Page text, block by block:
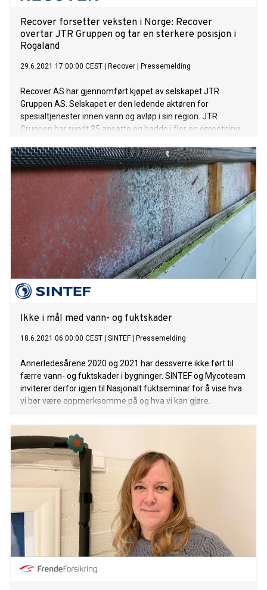
Recover forsetter veksten i Norge: Recover
overtar JTR Gruppen og tar en sterkere posisjon i
Rogaland
29.6.2021 17:00:00 CEST Recover Pressemelding
Recover AS har gjennomført kjøpet av selskapet JTR
Gruppen AS. Selskapet er den ledende aktøren for
spesialtjenester innen vann og avløp i sin region. JTR
Gruppen har rundt 35 ansatte og hadde i fjor en omsetning
i Rogaland, og har avdelinger i Haugesund, Egersund og
Flekkefjord. I januar 2021 kjøpte Recover TT-Teknikk AS,
som er en av landets største aktører innen rørfornying,
rørinspeksjon, slamsuging og høytrykksspyling. Oppkjøpet av
JTR Gruppen er et videre steg i Recovers strategi om å
styrke seg innen vann, avløps- og miljøtekniske tjenester i
Norge. JTR Gruppen AS vil bli drevet videre under eget navn
og merkevare, som et datterselskap av Recover Norge.
Ikke i mål med vann- og fuktskader
18.6.2021 06:00:00 CEST SINTEF| Pressemelding
Annerledesårene 2020 og 2021 har dessverre ikke ført til
færre vann- og fuktskader i bygninger. SINTEF og Mycoteam
inviterer derfor igjen til Nasjonalt fuktseminar for å vise hva
vi bør være oppmerksomme på og hva vi kan gjøre.